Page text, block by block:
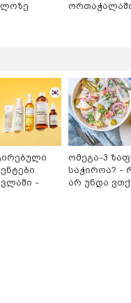
-
ომეგა-3
საჭიროა? -
არ უნდა